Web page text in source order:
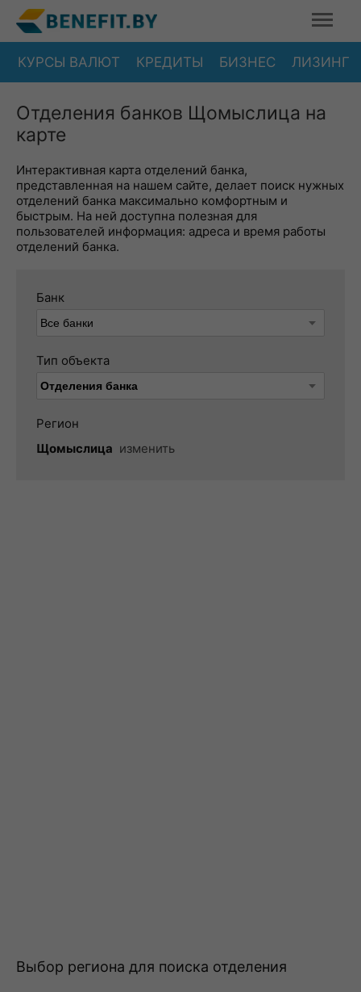
КУРСЫ ВАЛЮТ КРЕДИТЫ БИЗНЕС ЛИЗИНГ
Отделения банков Щомыслица на
карте
Интерактивная карта отделений банка,
представленная на нашем сайте, делает поиск нужных
отделений банка максимально комфортным и
быстрым. На ней доступна полезная для
пользователей информация: адреса и время работы
отделений банка.
Банк
Тип объекта
Регион
Щомыслица изменить
Выбор региона для поиска отделения